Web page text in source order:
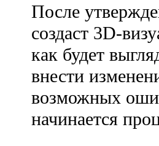
После
создаст 3D-
как будет
внести
возможных
начинается